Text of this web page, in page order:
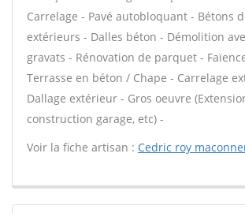
Carrelage - Pavé autobloquant - Bétons
extérieurs - Dalles béton - Démolition
gravats - Rénovation de parquet -
Terrasse en béton / Chape - Carrelage
Dallage extérieur - Gros oeuvre
construction garage, etc) -
Voir la fiche artisan : Cedric roy